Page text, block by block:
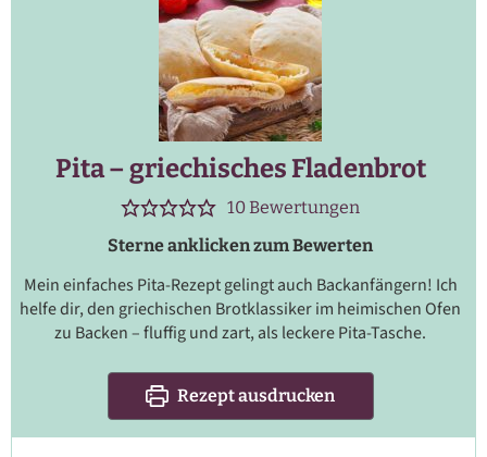
Pita – griechisches Fladenbrot
10Bewertungen
Sterne anklicken zum Bewerten
Mein einfaches Pita-Rezept gelingt auch Backanfängern! Ich
helfe dir, den griechischen Brotklassiker im heimischen Ofen
zu Backen – fluffig und zart, als leckere Pita-Tasche.
Rezept ausdrucken